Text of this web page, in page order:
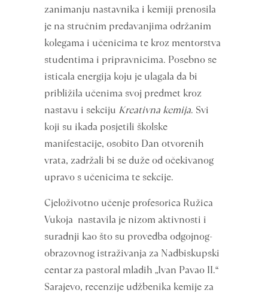
zanimanju nastavnika i kemiji prenosila
je na stručnim predavanjima održanim
kolegama i učenicima te kroz mentorstva
studentima i pripravnicima. Posebno se
isticala energija koju je ulagala da bi
približila učenima svoj predmet kroz
nastavu i sekciju Kreativna kemija. Svi
koji su ikada posjetili školske
manifestacije, osobito Dan otvorenih
vrata, zadržali bi se duže od očekivanog
upravo s učenicima te sekcije.
Cjeloživotno učenje profesorica Ružica
Vukoja nastavila je nizom aktivnosti i
suradnji kao što su provedba odgojnog-
obrazovnog istraživanja za Nadbiskupski
centar za pastoral mladih „Ivan Pavao II.“
Sarajevo, recenzije udžbenika kemije za